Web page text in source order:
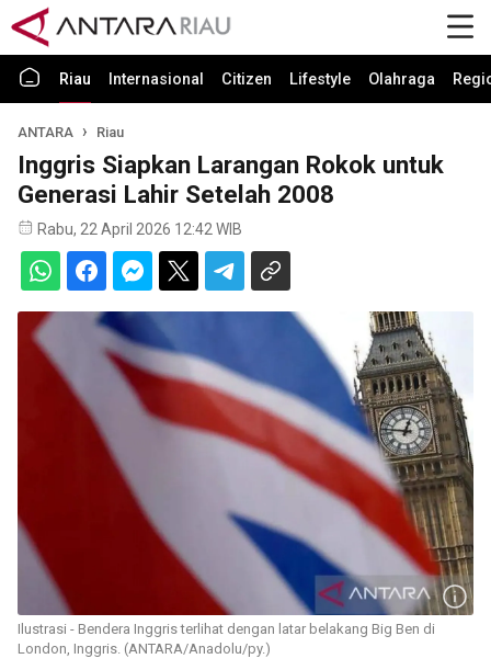
Riau Internasional Citizen Lifestyle Olahraga
ANTARA Riau
Inggris Siapkan Larangan Rokok untuk
Generasi Lahir Setelah 2008
Rabu, 22 April 2026 12:42 WIB
Ilustrasi - Bendera Inggris terlihat dengan latar belakang Big Ben di
London, Inggris. (ANTARA/Anadolu/py.)